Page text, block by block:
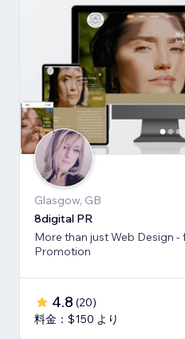
Glasgow, GB
8digital PR
More than just Web Design -
Promotion
4.8 (20)
料金：$150 より